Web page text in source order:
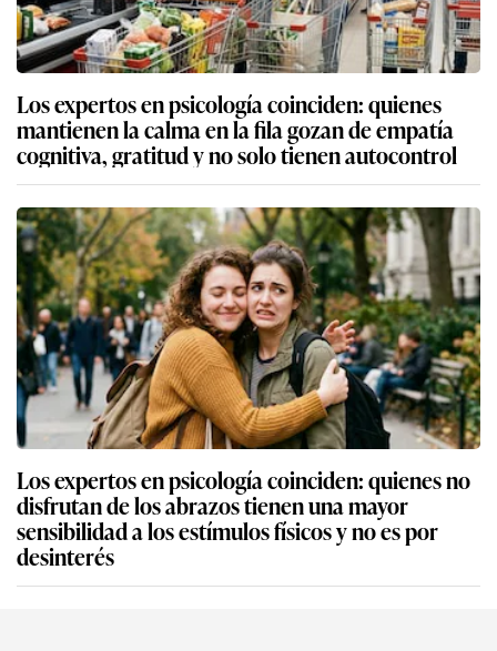
Los expertos en psicología coinciden: quienes
mantienen la calma en la fila gozan de empatía
cognitiva, gratitud y no solo tienen autocontrol
Los expertos en psicología coinciden: quienes no
disfrutan de los abrazos tienen una mayor
sensibilidad a los estímulos físicos y no es por
desinterés